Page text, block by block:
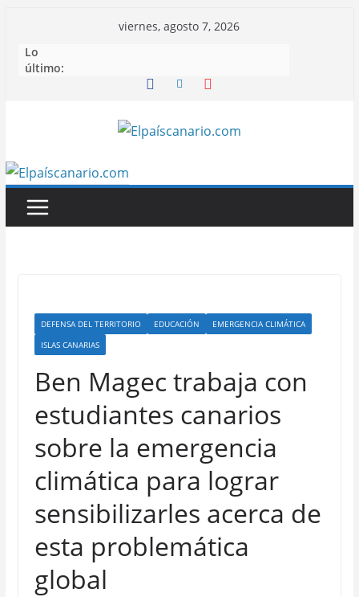
contenido
viernes, agosto 7, 2026
Lo
último:
DEFENSA DEL TERRITORIO EDUCACIÓN
EMERGENCIA CLIMÁTICA
ISLAS CANARIAS
Ben Magec trabaja con
estudiantes canarios
sobre la emergencia
climática para lograr
sensibilizarles acerca de
esta problemática
global